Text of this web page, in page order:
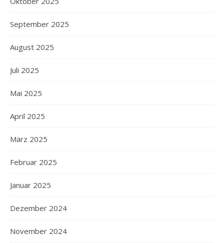
September 2025
August 2025
Juli 2025
Mai 2025
April 2025
März 2025
Februar 2025
Januar 2025
Dezember 2024
November 2024